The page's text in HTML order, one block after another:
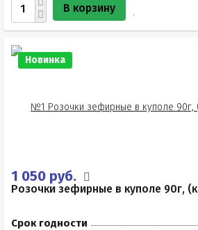
В корзину
Новинка
1 050 руб.
Розочки зефирные в куполе 90г,
Срок годности